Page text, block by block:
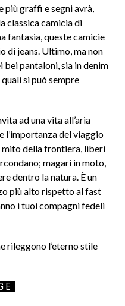
più graffi e segni avrà,
classica camicia di
fantasia, queste camicie
di jeans. Ultimo, ma non
pantaloni, sia in denim
si può sempre
ad una vita all’aria
l’importanza del viaggio
della frontiera, liberi
magari in moto,
dentro la natura. È un
più alto rispetto al fast
i tuoi compagni fedeli
rileggono l’eterno stile